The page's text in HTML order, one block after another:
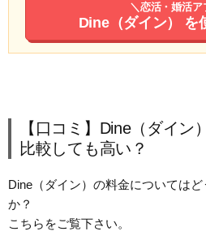
＼恋活・婚活ア
Dine（ダイン） を
【口コミ】Dine（ダイン
比較しても高い？
Dine（ダイン）の料金については
か？
こちらをご覧下さい。